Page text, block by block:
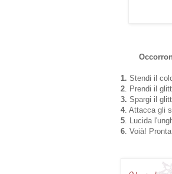
1. Stendi il
2. Prendi il
3. Spargi il
4. Attacca gli
5. Lucida
6. Voià!